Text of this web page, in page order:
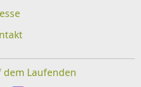
dem Laufenden